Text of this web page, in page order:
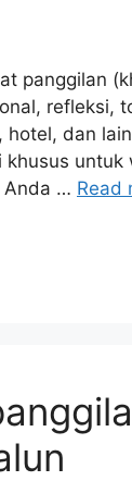
panggilan
refleksi,
dan
khusus
Anda … Read